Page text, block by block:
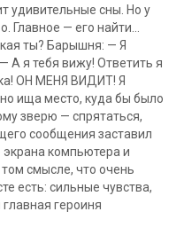
удивительные сны. Но у
Главное — его найти…
ты? Барышня: — Я
А я тебя вижу! Ответить я
ОН МЕНЯ ВИДИТ! Я
ища место, куда бы было
зверю — спрятаться,
сообщения заставил
экрана компьютера и
смысле, что очень
есть: сильные чувства,
героиня